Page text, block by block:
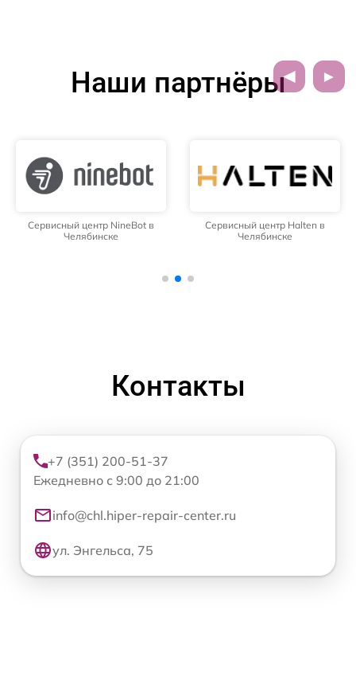
Наши партнёры
Сервисный центр NineBot в
Челябинске
Сервисный центр Halten в
Челябинске
Контакты
+7 (351) 200-51-37
Ежедневно с 9:00 до 21:00
info@chl.hiper-repair-center.ru
ул. Энгельса, 75